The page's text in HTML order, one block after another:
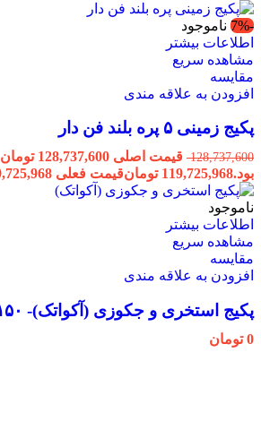
-7%
ناموجود
اطلاعات بیشتر
مشاهده سریع
مقایسه
افزودن به علاقه مندی
پکیج زمینی ۵ پره بلند فن دار
128,737,600
قیمت اصلی 128,737,600 تومان
بود.119,725,968 تومانقیمت فعلی 119,725,968 تومان است.
ناموجود
اطلاعات بیشتر
مشاهده سریع
مقایسه
افزودن به علاقه مندی
پکیج استخری و جکوزی (آکواتک)- ۱۵۰
0 تومان